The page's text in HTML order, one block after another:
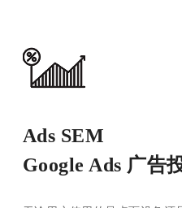
Ads SEM
Google Ads 广告